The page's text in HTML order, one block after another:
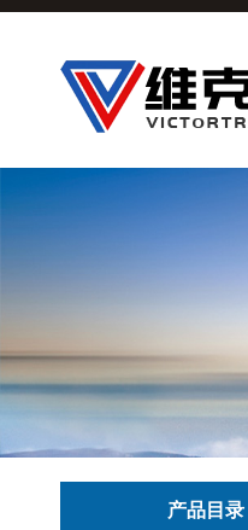
产品目录